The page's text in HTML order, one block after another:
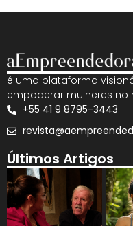
é uma plataforma
empoderar mulheres
+55 41 9 8795-3443
Últimos Artigos